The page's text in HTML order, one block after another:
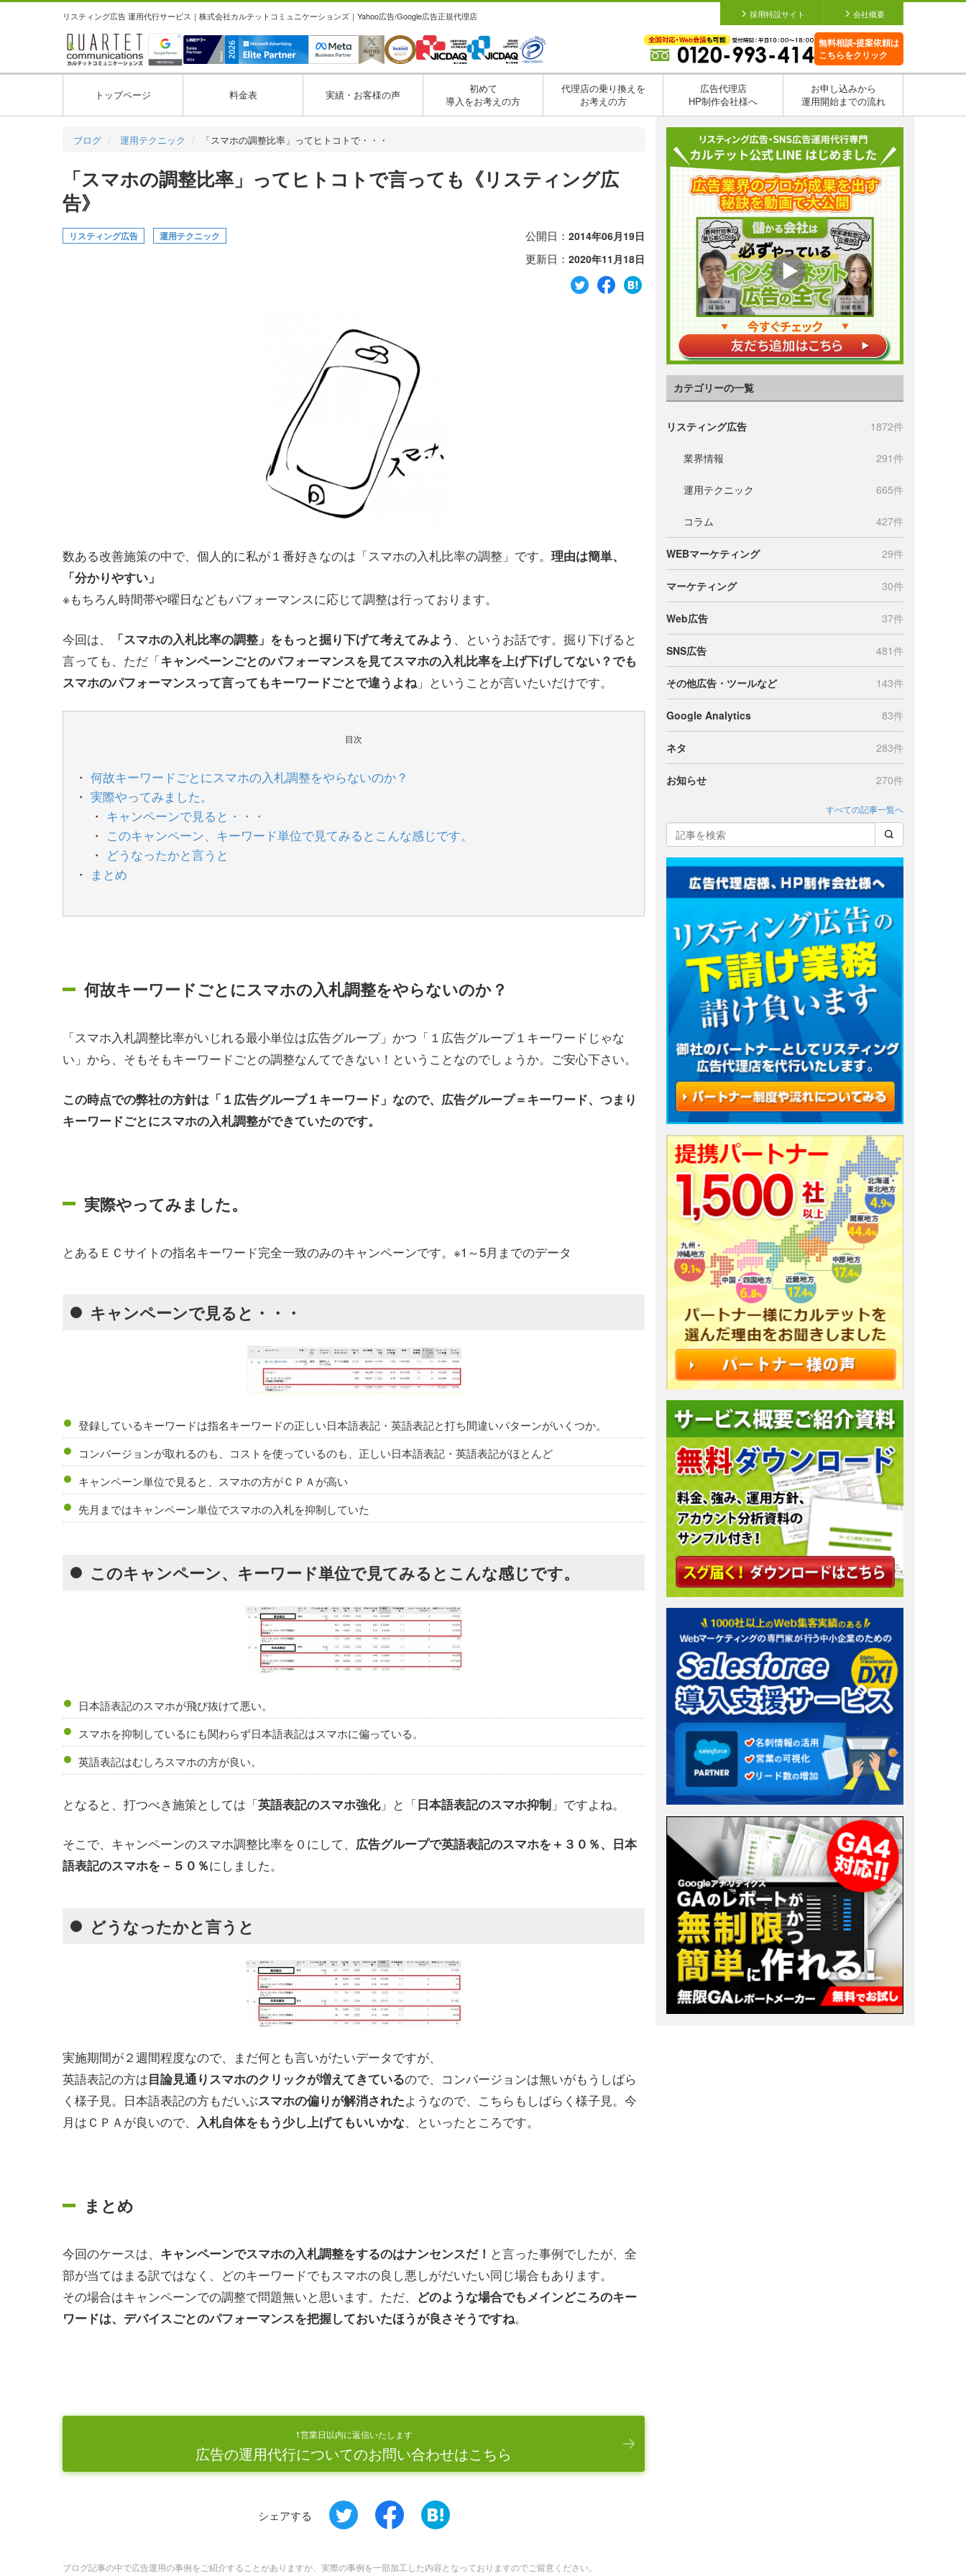
リスティング広告 運用代行サービス｜株式会社カルテットコミュニケーションズ｜Yahoo広告/Google広告正規代理店 採用特設サイト 会社概要
無料相談•提案依頼は
こちらをクリック
トップページ 料金表 実績・お客様の声
初めて
導入をお考えの方
代理店の乗り換えを
お考えの方
広告代理店
HP制作会社様へ
お申し込みから
運用開始までの流れ
ブログ 運用テクニック 「スマホの調整比率」ってヒトコトで・・・
「スマホの調整比率」ってヒトコトで言っても《リスティング広
告》
リスティング広告 運用テクニック 公開日： 2014年06月19日
更新日： 2020年11月18日
数ある改善施策の中で、個人的に私が１番好きなのは「スマホの入札比率の調整」です。 理由は簡単、
「分かりやすい」
※もちろん時間帯や曜日などもパフォーマンスに応じて調整は行っております。
今回は、 「スマホの入札比率の調整」をもっと掘り下げて考えてみよう 、というお話です。掘り下げると
言っても、ただ「キャンペーンごとのパフォーマンスを見てスマホの入札比率を上げ下げしてない？でも
スマホのパフォーマンスって言ってもキーワードごとで違うよね 」ということが言いたいだけです。
目次
何故キーワードごとにスマホの入札調整をやらないのか？
実際やってみました。
キャンペーンで見ると・・・
このキャンペーン、キーワード単位で見てみるとこんな感じです。
どうなったかと言うと
まとめ
何故キーワードごとにスマホの入札調整をやらないのか？
「スマホ入札調整比率がいじれる最小単位は広告グループ」かつ「１広告グループ１キーワードじゃな
い」から、そもそもキーワードごとの調整なんてできない！ということなのでしょうか。ご安心下さい。
この時点での弊社の方針は「１広告グループ１キーワード」なので、広告グループ＝キーワード、つまり
キーワードごとにスマホの入札調整ができていたのです。
実際やってみました。
とあるＥＣサイトの指名キーワード完全一致のみのキャンペーンです。※1～5月までのデータ
キャンペーンで見ると・・・
登録しているキーワードは指名キーワードの正しい日本語表記・英語表記と打ち間違いパターンがいくつか。
コンバージョンが取れるのも、コストを使っているのも、正しい日本語表記・英語表記がほとんど
キャンペーン単位で見ると、スマホの方がＣＰＡが高い
先月まではキャンペーン単位でスマホの入札を抑制していた
このキャンペーン、キーワード単位で見てみるとこんな感じです。
日本語表記のスマホが飛び抜けて悪い。
スマホを抑制しているにも関わらず日本語表記はスマホに偏っている。
英語表記はむしろスマホの方が良い。
となると、打つべき施策としては「英語表記のスマホ強化」と「日本語表記のスマホ抑制 」ですよね。
そこで、キャンペーンのスマホ調整比率を０にして、 広告グループで英語表記のスマホを＋３０％、日本
語表記のスマホを－５０％にしました。
どうなったかと言うと
実施期間が２週間程度なので、まだ何とも言いがたいデータですが、
英語表記の方は目論見通りスマホのクリックが増えてきているので、コンバージョンは無いがもうしばら
く様子見。日本語表記の方もだいぶスマホの偏りが解消されたようなので、こちらもしばらく様子見。今
月はＣＰＡが良いので、
入札自体をもう少し上げてもいいかな、といったところです。
まとめ
今回のケースは、 キャンペーンでスマホの入札調整をするのはナンセンスだ！ と言った事例でしたが、全
部が当てはまる訳ではなく、どのキーワードでもスマホの良し悪しがだいたい同じ場合もあります。
その場合はキャンペーンでの調整で問題無いと思います。ただ、
どのような場合でもメインどころのキー
ワードは、デバイスごとのパフォーマンスを把握しておいたほうが良さそうですね。
1営業日以内に返信いたします
広告の運用代行についてのお問い合わせはこちら
シェアする
ブログ記事の中で広告運用の事例をご紹介することがありますが、実際の事例を一部加工した内容となっておりますのでご留意ください。
カテゴリーの一覧
リスティング広告 1872件
業界情報 291件
運用テクニック 665件
コラム 427件
WEBマーケティング 29件
マーケティング 30件
Web広告 37件
SNS広告 481件
その他広告・ツールなど 143件
Google Analytics 83件
ネタ 283件
お知らせ 270件
すべての記事一覧へ